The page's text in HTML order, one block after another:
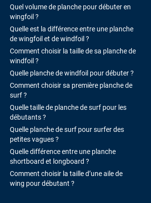
Quel volume de planche pour débuter en
wingfoil ?
Quelle est la différence entre une planche
de wingfoil et de windfoil ?
Comment choisir la taille de sa planche de
windfoil ?
Quelle planche de windfoil pour débuter ?
Comment choisir sa première planche de
surf ?
Quelle taille de planche de surf pour les
débutants ?
Quelle planche de surf pour surfer des
petites vagues ?
Quelle différence entre une planche
shortboard et longboard ?
Comment choisir la taille d’une aile de
wing pour débutant ?